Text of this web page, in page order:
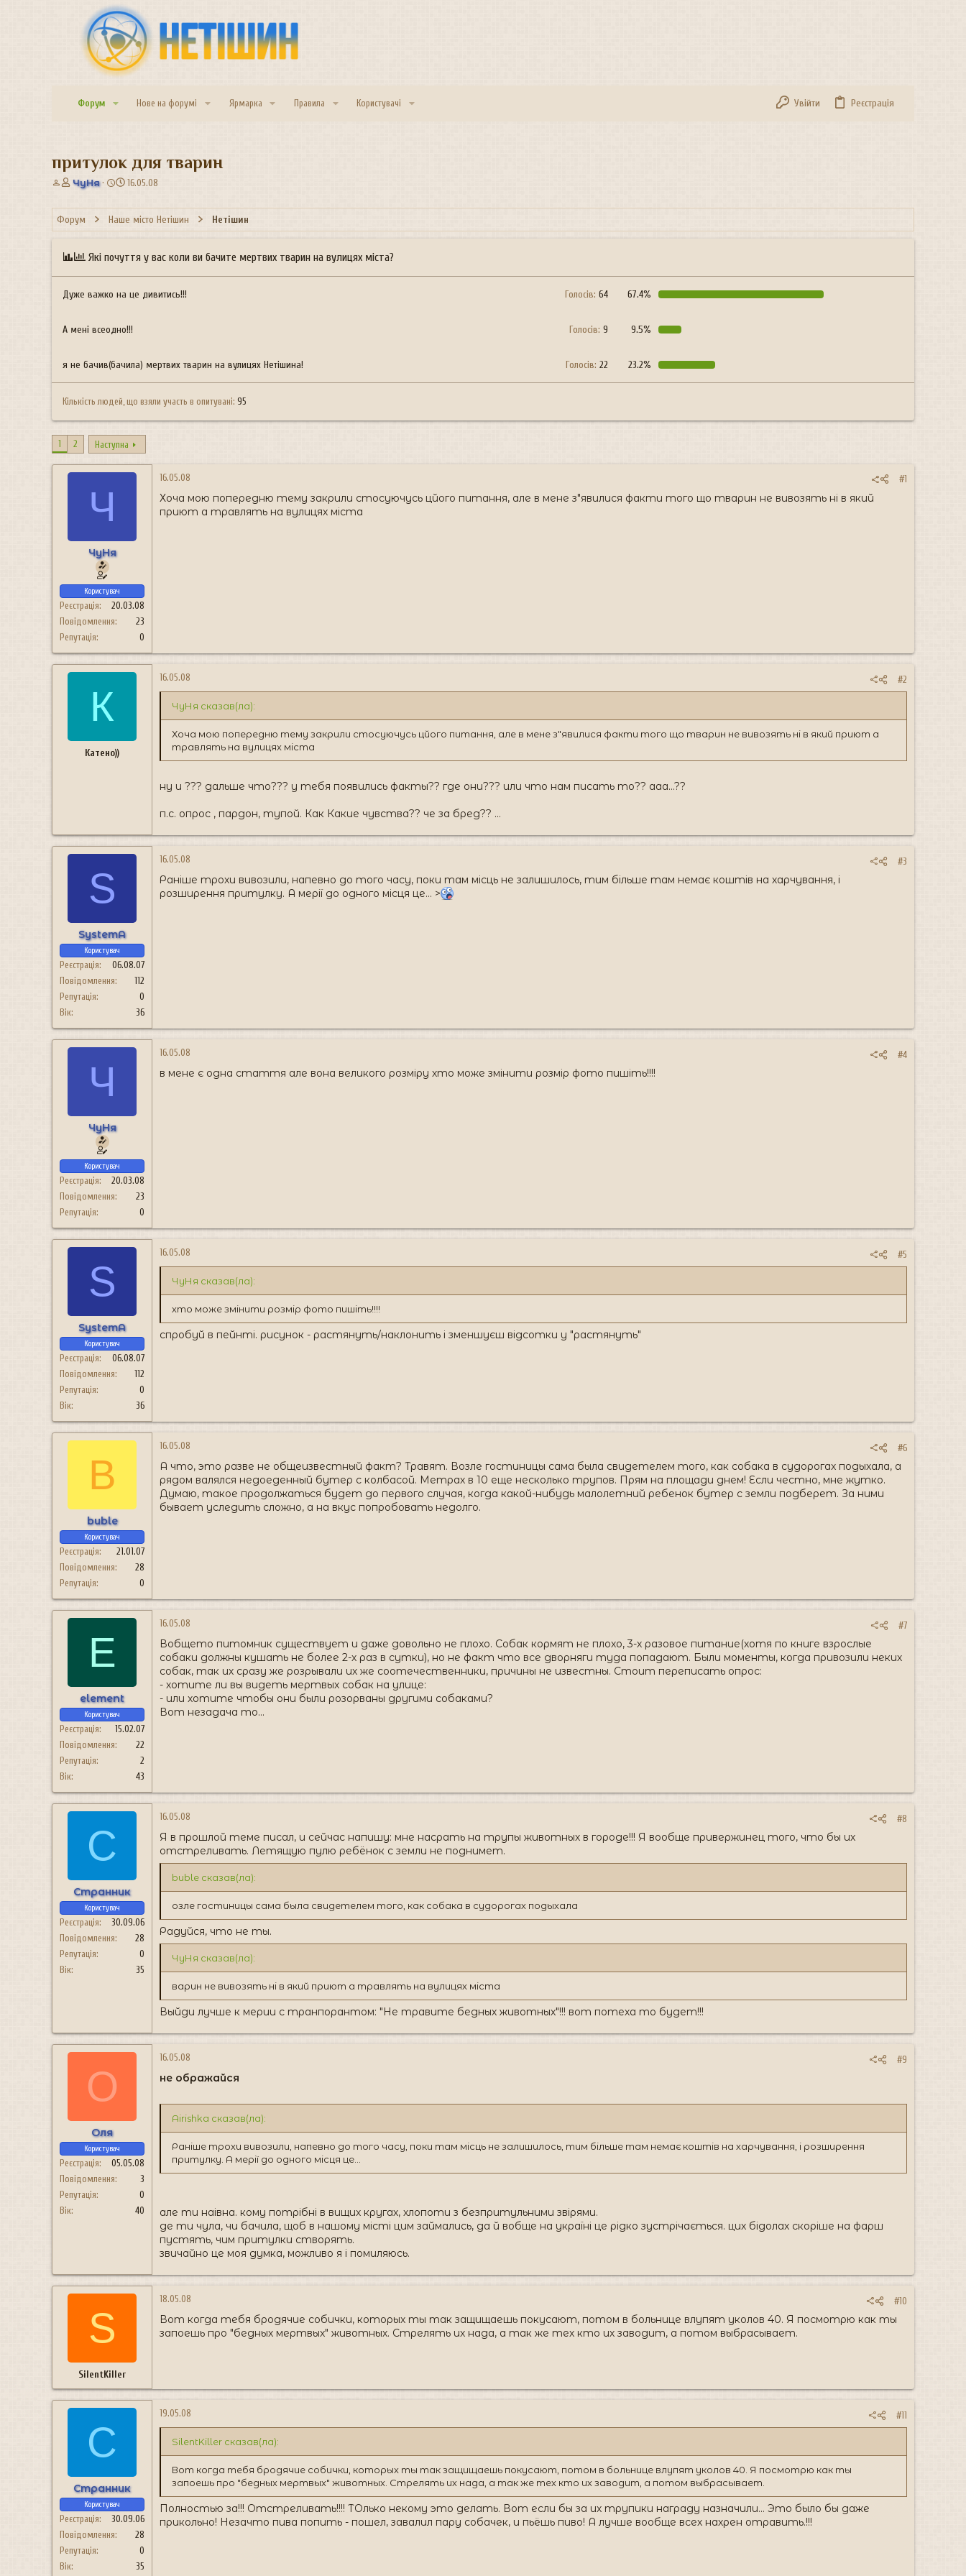
Форум Нове на форумі Ярмарка Правила Користувачі Увійти Реєстрація
притулок для тварин
А
т
о
р
е
ЧуНя
Д
т
а
с
в
е
н
16.05.08
Форум Наше місто Нетішин Нетішин
Які почуття у вас коли ви бачите мертвих тварин на вулицях міста?
Дуже важко на це дивитись!!! Голосів: 64 67.4%
А мені всеодно!!! Голосів: 9 9.5%
я не бачив(бачила) мертвих тварин на вулицях Нетішина! Голосів: 22 23.2%
Кількість людей, що взяли участь в опитувані 95
1 2 Наступна
Ч
ЧуНя
Користувач
Реєстрація
20.03.08
Повідомлення
23
Репутація
0
16.05.08 #1
Хоча мою попередню тему закрили стосуючусь цйого питання, але в мене з"явилися факти того що тварин не вивозять ні в який
приют а травлять на вулицях міста
К
Катено))
16.05.08 #2
ЧуНя сказав(ла):
Хоча мою попередню тему закрили стосуючусь цйого питання, але в мене з"явилися факти того що тварин не вивозять ні в який приют а
травлять на вулицях міста
ну и ??? дальше что??? у тебя появились факты?? где они??? или что нам писать то?? ааа...??
п.с. опрос , пардон, тупой. Как Какие чувства?? че за бред?? ...
S
SystemA
Користувач
Реєстрація
06.08.07
Повідомлення
112
Репутація
0
Вік
36
16.05.08 #3
Раніше трохи вивозили, напевно до того часу, поки там місць не залишилось, тим більше там немає коштів на харчування, і
розширення притулку. А мерії до одного місця це... >
Ч
ЧуНя
Користувач
Реєстрація
20.03.08
Повідомлення
23
Репутація
0
16.05.08 #4
в мене є одна стаття але вона великого розміру хто може змінити розмір фото пишіть!!!!
S
SystemA
Користувач
Реєстрація
06.08.07
Повідомлення
112
Репутація
0
Вік
36
16.05.08 #5
ЧуНя сказав(ла):
хто може змінити розмір фото пишіть!!!!
спробуй в пейнті. рисунок - растянуть/наклонить і зменшуєш відсотки у "растянуть"
B
buble
Користувач
Реєстрація
21.01.07
Повідомлення
28
Репутація
0
16.05.08 #6
А что, это разве не общеизвестный факт? Травят. Возле гостиницы сама была свидетелем того, как собака в судорогах подыхала, а
рядом валялся недоеденный бутер с колбасой. Метрах в 10 еще несколько трупов. Прям на площади днем! Если честно, мне жутко.
Думаю, такое продолжаться будет до первого случая, когда какой-нибудь малолетний ребенок бутер с земли подберет. За ними
бывает уследить сложно, а на вкус попробовать недолго.
E
element
Користувач
Реєстрація
15.02.07
Повідомлення
22
Репутація
2
Вік
43
16.05.08 #7
Вобщето питомник существует и даже довольно не плохо. Собак кормят не плохо, 3-х разовое питание(хотя по книге взрослые
собаки должны кушать не более 2-х раз в сутки), но не факт что все дворняги туда попадают. Были моменты, когда привозили неких
собак, так их сразу же розрывали их же соотечественники, причины не известны. Стоит переписать опрос:
- хотите ли вы видеть мертвых собак на улице:
- или хотите чтобы они были розорваны другими собаками?
Вот незадача то...
С
Странник
Користувач
Реєстрація
30.09.06
Повідомлення
28
Репутація
0
Вік
35
16.05.08 #8
Я в прошлой теме писал, и сейчас напишу: мне насрать на трупы животных в городе!!! Я вообще привержинец того, что бы их
отстреливать. Летящую пулю ребёнок с земли не поднимет.
buble сказав(ла):
озле гостиницы сама была свидетелем того, как собака в судорогах подыхала
Радуйся, что не ты.
ЧуНя сказав(ла):
варин не вивозять ні в який приют а травлять на вулицях міста
Выйди лучше к мерии с транпорантом: "Не травите бедных животных"!!! вот потеха то будет!!!
О
Оля
Користувач
Реєстрація
05.05.08
Повідомлення
3
Репутація
0
Вік
40
16.05.08 #9
не ображайся
Airishka сказав(ла):
Раніше трохи вивозили, напевно до того часу, поки там місць не залишилось, тим більше там немає коштів на харчування, і розширення
притулку. А мерії до одного місця це...
але ти наівна. кому потрібні в вищих кругах, хлопоти з безпритульними звірями.
де ти чула, чи бачила, щоб в нашому місті цим займались, да й вобще на україні це рідко зустрічається. цих бідолах скоріше на фарш
пустять, чим притулки створять.
звичайно це моя думка, можливо я і помиляюсь.
S
SilentKiller
18.05.08 #10
Вот когда тебя бродячие собички, которых ты так защищаешь покусают, потом в больнице влупят уколов 40. Я посмотрю как ты
запоешь про "бедных мертвых" животных. Стрелять их нада, а так же тех кто их заводит, а потом выбрасывает.
С
Странник
Користувач
Реєстрація
30.09.06
Повідомлення
28
Репутація
0
Вік
35
19.05.08 #11
SilentKiller сказав(ла):
Вот когда тебя бродячие собички, которых ты так защищаешь покусают, потом в больнице влупят уколов 40. Я посмотрю как ты
запоешь про "бедных мертвых" животных. Стрелять их нада, а так же тех кто их заводит, а потом выбрасывает.
Полностью за!!! Отстреливать!!!! ТОлько некому это делать. Вот если бы за их трупики награду назначили... Это было бы даже
прикольно! Незачто пива попить - пошел, завалил пару собачек, и пьёшь пиво! А лучше вообще всех нахрен отравить.!!!